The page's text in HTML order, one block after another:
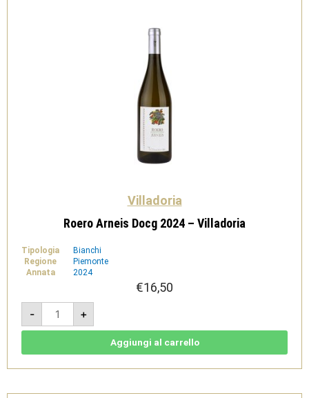
Villadoria
Roero Arneis Docg 2024 – Villadoria
Tipologia
Bianchi
Regione
Piemonte
Annata
2024
€16,50
-
Roero
Arneis
Docg
2024
+
Aggiungi al carrello